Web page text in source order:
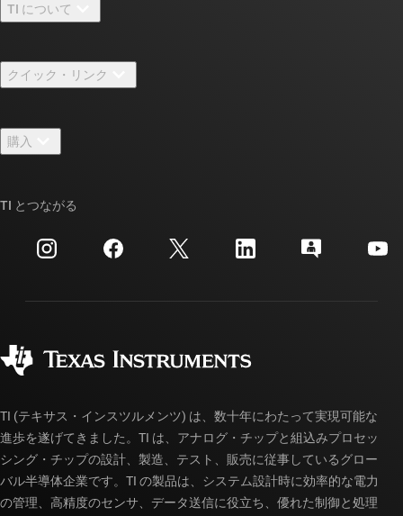
TI について
採用情報
ニュース
イベント
投資家向け情報
クイック・リンク
TI E2E™ 設計サポート・フォーラム
クロスリファレンス検索
カスタマー・サポート・センター
myTI アカウントの FAQ
購入
ご注文に関する FAQ
TI とつながる
TI (テキサス・インスツルメンツ) は、数十年にわたって実現可能な
進歩を遂げてきました。TI は、アナログ・チップと組込みプロセッ
シング・チップの設計、製造、テスト、販売に従事しているグロー
バル半導体企業です。TI の製品は、システム設計時に効率的な電力
の管理、高精度のセンサ、データ送信に役立ち、優れた制御と処理